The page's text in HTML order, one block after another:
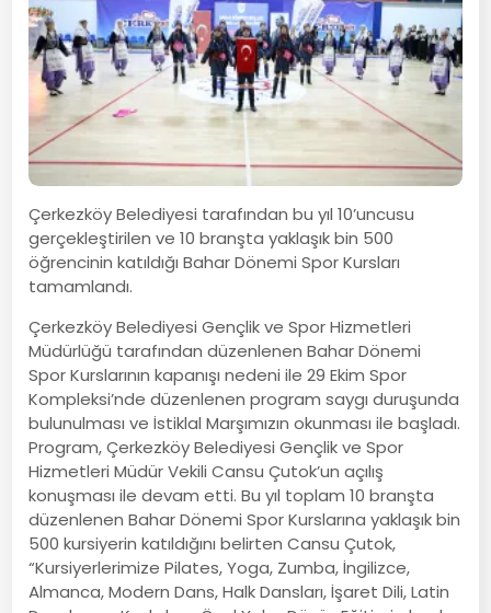
Çerkezköy Belediyesi tarafından bu yıl 10’uncusu
gerçekleştirilen ve 10 branşta yaklaşık bin 500
öğrencinin katıldığı Bahar Dönemi Spor Kursları
tamamlandı.
Çerkezköy Belediyesi Gençlik ve Spor Hizmetleri
Müdürlüğü tarafından düzenlenen Bahar Dönemi
Spor Kurslarının kapanışı nedeni ile 29 Ekim Spor
Kompleksi’nde düzenlenen program saygı duruşunda
bulunulması ve İstiklal Marşımızın okunması ile başladı.
Program, Çerkezköy Belediyesi Gençlik ve Spor
Hizmetleri Müdür Vekili Cansu Çutok’un açılış
konuşması ile devam etti. Bu yıl toplam 10 branşta
düzenlenen Bahar Dönemi Spor Kurslarına yaklaşık bin
500 kursiyerin katıldığını belirten Cansu Çutok,
“Kursiyerlerimize Pilates, Yoga, Zumba, İngilizce,
Almanca, Modern Dans, Halk Dansları, İşaret Dili, Latin